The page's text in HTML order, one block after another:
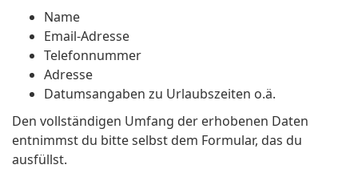
Name
Email-Adresse
Telefonnummer
Adresse
Datumsangaben zu Urlaubszeiten o.ä.
Den vollständigen Umfang der erhobenen Daten
entnimmst du bitte selbst dem Formular, das du
ausfüllst.